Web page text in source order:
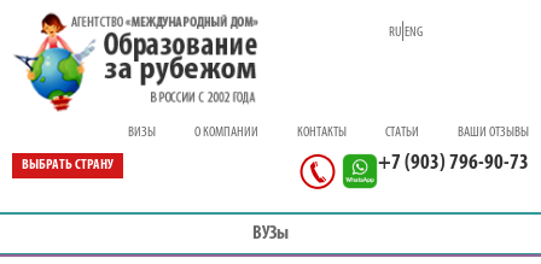
RU ENG
ВАШИ ОТЗЫВЫ
СТАТЬИ
КОНТАКТЫ
О КОМПАНИИ
ВИЗЫ
+7 (903) 796-90-73
ВЫБРАТЬ СТРАНУ
ВУЗы